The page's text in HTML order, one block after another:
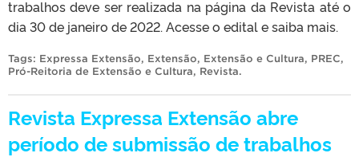
trabalhos deve ser realizada na página da Revista até o
dia 30 de janeiro de 2022. Acesse o edital e saiba mais.
Tags: Expressa Extensão, Extensão, Extensão e Cultura, PREC,
Pró-Reitoria de Extensão e Cultura, Revista.
Revista Expressa Extensão abre
período de submissão de trabalhos